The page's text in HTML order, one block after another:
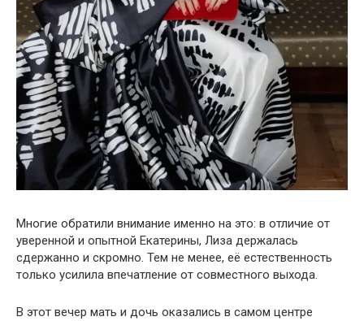
Многие обратили внимание именно на это: в отличие от
уверенной и опытной Екатерины, Лиза держалась
сдержанно и скромно. Тем не менее, её естественность
только усилила впечатление от совместного выхода.
В этот вечер мать и дочь оказались в самом центре